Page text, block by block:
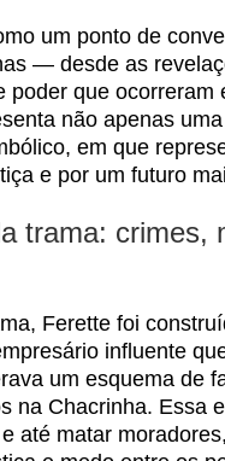
um ponto de
— desde as
poder que ocorreram
não apenas
em que
e por um futuro
trama: crimes,
Ferette foi
influente
um esquema de
na Chacrinha. Essa
até matar